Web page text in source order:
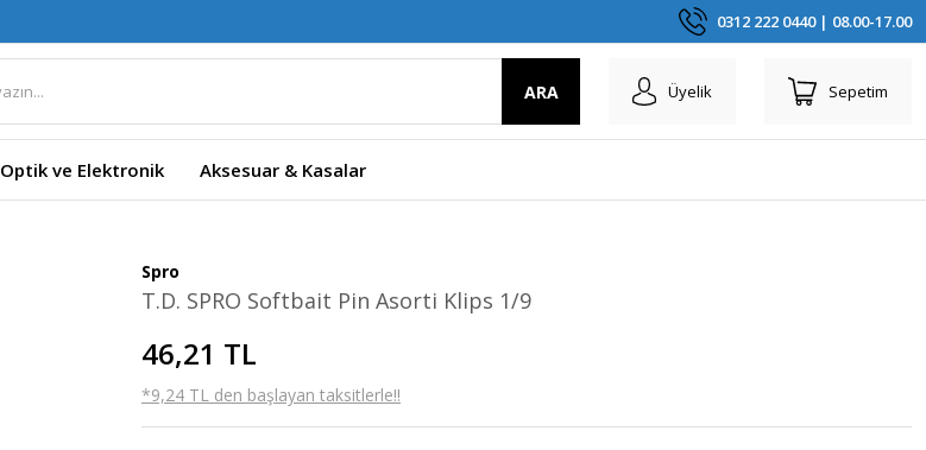
0312 222 0440 | 08.00-17.00
ARA Üyelik Sepetim
Optik ve Elektronik Aksesuar & Kasalar
Spro
T.D. SPRO Softbait Pin Asorti Klips 1/9
46,21 TL
*9,24 TL den başlayan taksitlerle!!